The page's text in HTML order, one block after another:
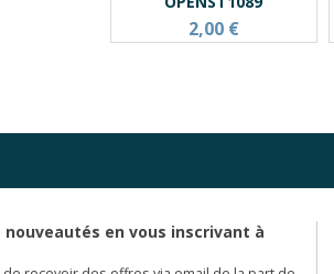
2,00 €
en vous inscrivant à